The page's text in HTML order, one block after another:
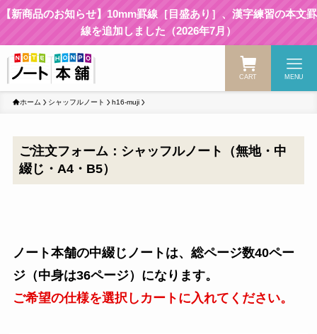
【新商品のお知らせ】10mm罫線［目盛あり］、漢字練習の本文罫
線を追加しました（2026年7月）
CART MENU
ホーム シャッフルノート h16-muji
ご注文フォーム：シャッフルノート（無地・中
綴じ・A4・B5）
ノート本舗の中綴じノートは、総ページ数40ペー
ジ（中身は36ページ）になります。
ご希望の仕様を選択しカートに入れてください。